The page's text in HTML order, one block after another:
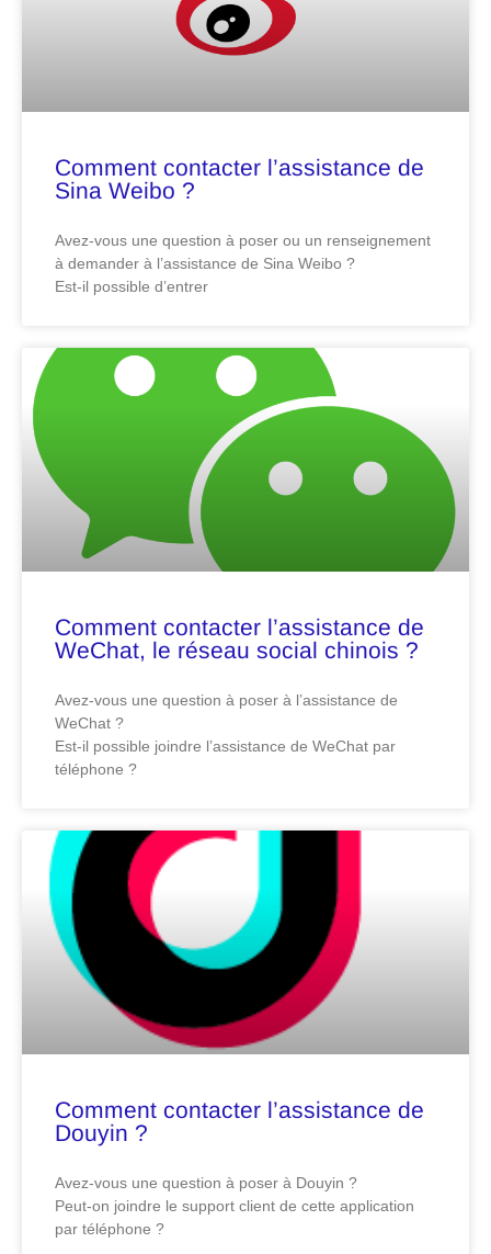
Comment contacter l’assistance de
Sina Weibo ?
Avez-vous une question à poser ou un renseignement
à demander à l’assistance de Sina Weibo ?
Est-il possible d’entrer
Comment contacter l’assistance de
WeChat, le réseau social chinois ?
Avez-vous une question à poser à l’assistance de
WeChat ?
Est-il possible joindre l’assistance de WeChat par
téléphone ?
Comment contacter l’assistance de
Douyin ?
Avez-vous une question à poser à Douyin ?
Peut-on joindre le support client de cette application
par téléphone ?